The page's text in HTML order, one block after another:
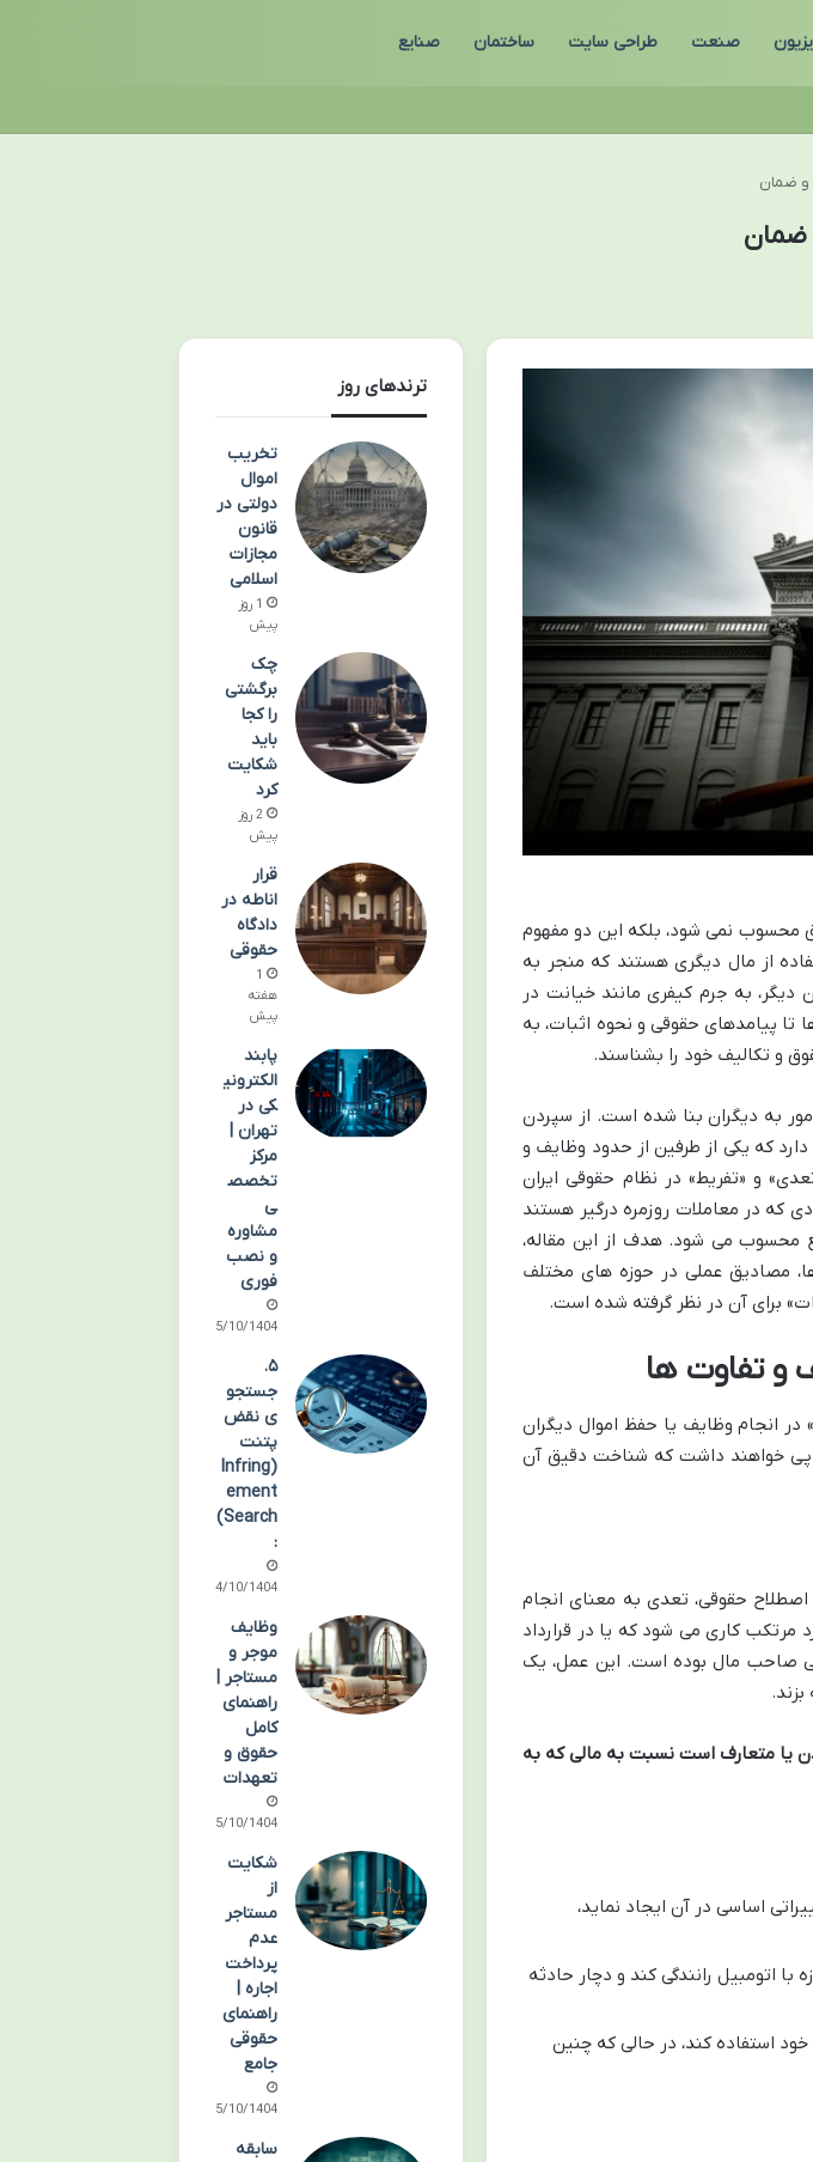
صنعت طراحی سایت ساختمان صنایع
و ضمان
ضمان
محسوب نمی شود، بلکه این دو مفهوم
از مال دیگری هستند که منجر به
به جرم کیفری مانند خیانت در
تا پیامدهای حقوقی و نحوه اثبات، به
و تکالیف خود را بشناسند.
به دیگران بنا شده است. از سپردن
دارد که یکی از طرفین از حدود وظایف و
و «تفریط» در نظام حقوقی ایران
که در معاملات روزمره درگیر هستند
محسوب می شود. هدف از این مقاله،
مصادیق عملی در حوزه های مختلف
برای آن در نظر گرفته شده است.
و تفاوت ها
انجام وظایف یا حفظ اموال دیگران
پی خواهند داشت که شناخت دقیق آن
حقوقی، تعدی به معنای انجام
مرتکب کاری می شود که یا در قرارداد
صاحب مال بوده است. این عمل، یک
یا متعارف است نسبت به مالی که به
اساسی در آن ایجاد نماید،
اتومبیل رانندگی کند و دچار حادثه
استفاده کند، در حالی که چنین
ترندهای روز
تخریب
اموال
دولتی در
قانون
مجازات
اسلامی
1 روز
پیش
چک
برگشتی
را کجا
باید
شکایت
کرد
2 روز
پیش
قرار
اناطه در
دادگاه
حقوقی
1
هفته
پیش
پابند
الکترونی
کی در
تهران |
مرکز
تخصص
ی
مشاوره
و نصب
فوری
15/10/1404
۵.
جستجو
ی نقض
پتنت
(Infring
ement
Search)
:
14/10/1404
وظایف
موجر و
مستاجر |
راهنمای
کامل
حقوق و
تعهدات
05/10/1404
شکایت
از
مستاجر
عدم
پرداخت
اجاره |
راهنمای
حقوقی
جامع
05/10/1404
سابقه